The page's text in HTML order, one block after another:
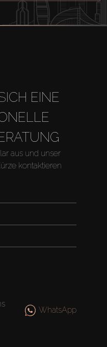
EINE
aus und unser
kontaktieren
WhatsApp